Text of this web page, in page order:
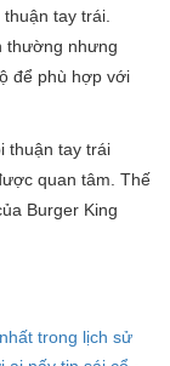
tay trái.
thường nhưng
để phù hợp với
thuận tay trái
quan tâm. Thế
Burger King